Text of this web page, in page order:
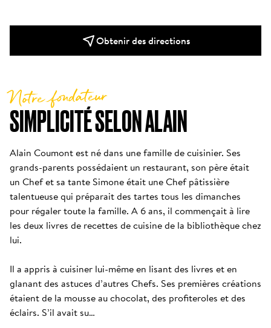
Obtenir des directions
SIMPLICITÉ SELON ALAIN
Notre fondateur
Alain Coumont est né dans une famille de cuisinier. Ses
grands-parents possédaient un restaurant, son père était
un Chef et sa tante Simone était une Chef pâtissière
talentueuse qui préparait des tartes tous les dimanches
pour régaler toute la famille. A 6 ans, il commençait à lire
les deux livres de recettes de cuisine de la bibliothèque chez
lui.
Il a appris à cuisiner lui-même en lisant des livres et en
glanant des astuces d’autres Chefs. Ses premières créations
étaient de la mousse au chocolat, des profiteroles et des
éclairs. S’il avait su…